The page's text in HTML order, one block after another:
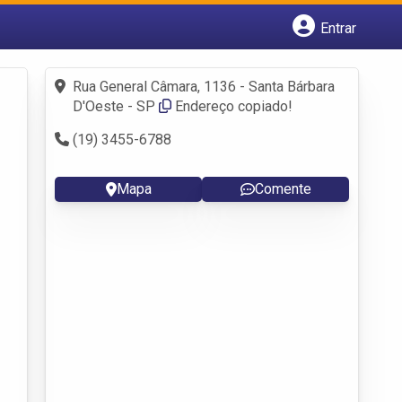
Entrar
Fazer login
Criar conta
Rua General Câmara, 1136 - Santa Bárbara
D'Oeste - SP
Endereço copiado!
(19) 3455-6788
Mapa Comente